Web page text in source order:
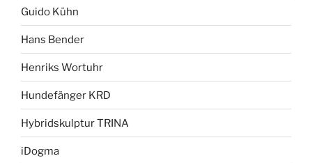
Guido Kühn
Hans Bender
Henriks Wortuhr
Hundefänger KRD
Hybridskulptur TRINA
iDogma